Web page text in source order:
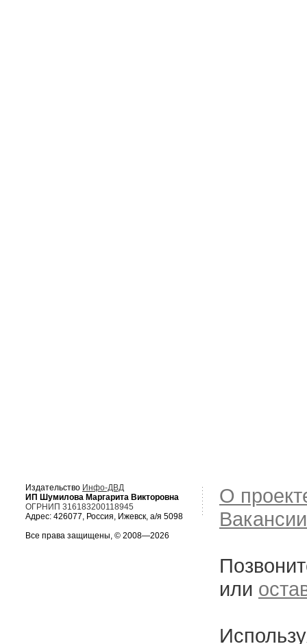
Издательство Инфо-ДВД
ИП Шумилова Маргарита Викторовна
ОГРНИП 316183200118945
Адрес: 426077, Россия, Ижевск, а/я 5098
Все права защищены, © 2008—2026
О
Вакансии
или